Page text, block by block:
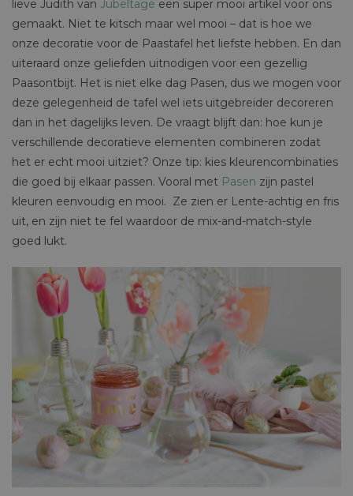
lieve Judith van Jubeltage een super mooi artikel voor ons
gemaakt. Niet te kitsch maar wel mooi – dat is hoe we
onze decoratie voor de Paastafel het liefste hebben. En dan
uiteraard onze geliefden uitnodigen voor een gezellig
Paasontbijt. Het is niet elke dag Pasen, dus we mogen voor
deze gelegenheid de tafel wel iets uitgebreider decoreren
dan in het dagelijks leven. De vraagt blijft dan: hoe kun je
verschillende decoratieve elementen combineren zodat
het er echt mooi uitziet? Onze tip: kies kleurencombinaties
die goed bij elkaar passen. Vooral met Pasen zijn pastel
kleuren eenvoudig en mooi. Ze zien er Lente-achtig en fris
uit, en zijn niet te fel waardoor de mix-and-match-style
goed lukt.